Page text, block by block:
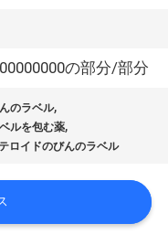
の部分/部分
のラベル,
ルを包む薬,
ロイドのびんのラベル